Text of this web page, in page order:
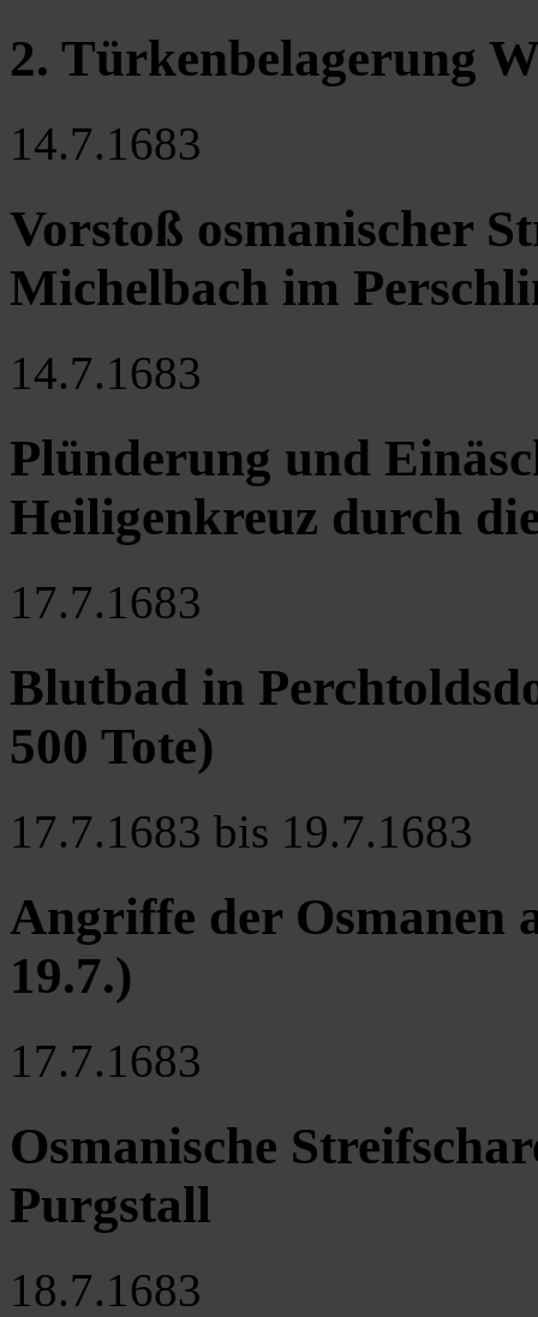
2. Türkenbelagerung
14.7.1683
Vorstoß osmanischer
Michelbach im
14.7.1683
Plünderung und
Heiligenkreuz durch
17.7.1683
Blutbad in
500 Tote)
17.7.1683 bis 19.7.1683
Angriffe der Osmanen
19.7.)
17.7.1683
Osmanische
Purgstall
18.7.1683